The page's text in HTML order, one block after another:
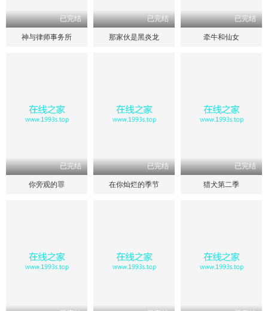
已完结
神与律师事务所
已完结
那家伙是黑炎龙
已完结
牵牛和仙女
已完结
你旁观的罪
已完结
在你灿烂的季节
已完结
猎犬第二季